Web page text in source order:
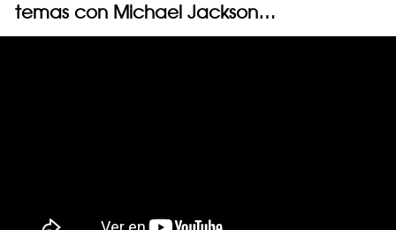
temas con Michael Jackson…